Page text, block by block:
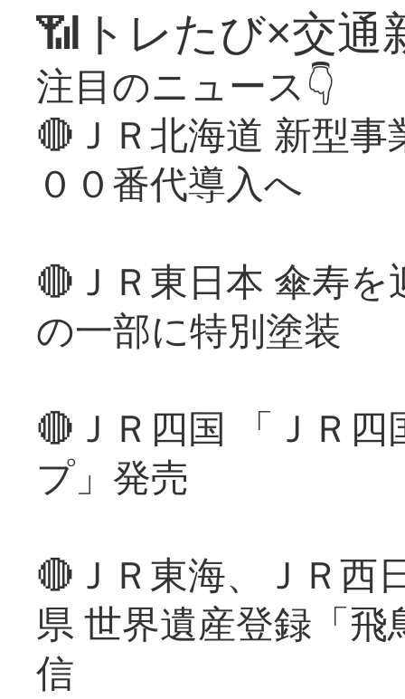
📶トレたび×交通
注目のニュース👇
🔴ＪＲ北海道 新型
００番代導入へ
🔴ＪＲ東日本 傘寿
の一部に特別塗装
🔴ＪＲ四国 「ＪＲ
プ」発売
🔴ＪＲ東海、ＪＲ西
県 世界遺産登録「
信